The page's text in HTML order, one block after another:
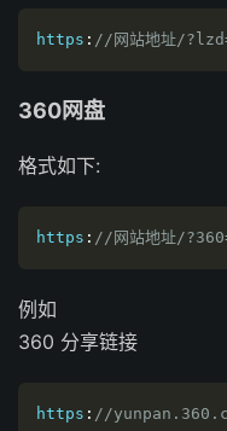
https : //网站地址/
360网盘
格式如下:
https : //网站地址/
例如
360 分享链接
https : //